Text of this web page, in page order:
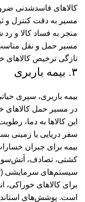
کالاهای فاسدشدنی
مسیر به دقت کنترل و
منجر به فساد کالا و
مسیر حمل و نقل
تازگی ترخیص
۳. بیمه باربری
بیمه باربری، سپری
در مسیر حمل کالاهای
این کالاها به دما،
سفر دریایی یا زمینی
بیمه برای جبران
کشتی، تصادف،
سیستم‌های سرمایشی (Reefer) است.
برای کالاهای خوراکی،
است. پوشش‌های